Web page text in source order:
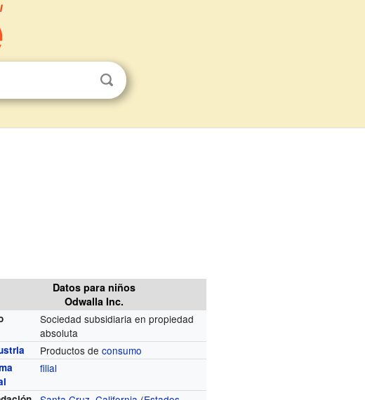
Datos para niños
Odwalla Inc.
Sociedad subsidiaria en propiedad
absoluta
Productos deconsumo
filial